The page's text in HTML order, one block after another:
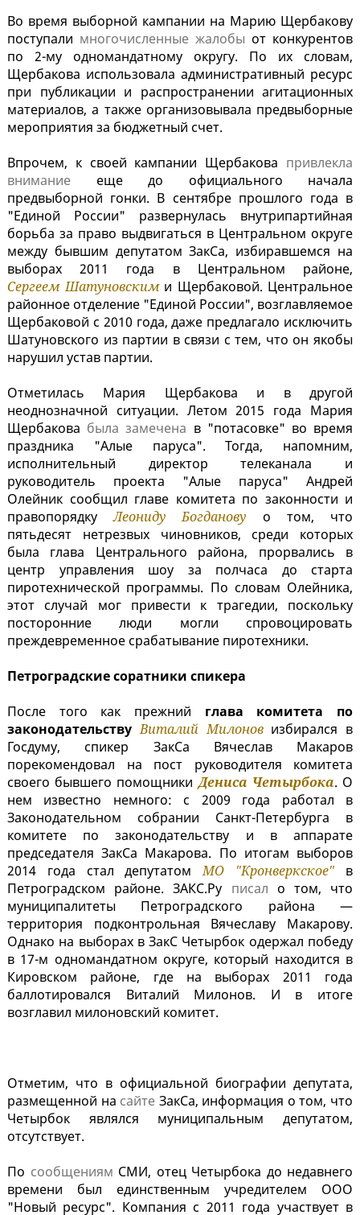
Во время выборной кампании на Марию Щербакову
поступали многочисленные жалобы от конкурентов
по 2-му одномандатному округу. По их словам,
Щербакова использовала административный ресурс
при публикации и распространении агитационных
материалов, а также организовывала предвыборные
мероприятия за бюджетный счет.
Впрочем, к своей кампании Щербакова привлекла
внимание еще до официального начала
предвыборной гонки. В сентябре прошлого года в
"Единой России" развернулась внутрипартийная
борьба за право выдвигаться в Центральном округе
между бывшим депутатом ЗакСа, избиравшемся на
выборах 2011 года в Центральном районе,
Сергеем Шатуновскими Щербаковой. Центральное
районное отделение "Единой России", возглавляемое
Щербаковой с 2010 года, даже предлагало исключить
Шатуновского из партии в связи с тем, что он якобы
нарушил устав партии.
Отметилась Мария Щербакова и в другой
неоднозначной ситуации. Летом 2015 года Мария
Щербакова была замечена в "потасовке" во время
праздника "Алые паруса". Тогда, напомним,
исполнительный директор телеканала и
руководитель проекта "Алые паруса" Андрей
Олейник сообщил главе комитета по законности и
правопорядкуЛеониду Богданову о том, что
пятьдесят нетрезвых чиновников, среди которых
была глава Центрального района, прорвались в
центр управления шоу за полчаса до старта
пиротехнической программы. По словам Олейника,
этот случай мог привести к трагедии, поскольку
посторонние люди могли спровоцировать
преждевременное срабатывание пиротехники.
Петроградские соратники спикера
После того как прежний глава комитета по
законодательству Виталий Милоновизбирался в
Госдуму, спикер ЗакСа Вячеслав Макаров
порекомендовал на пост руководителя комитета
своего бывшего помощникиДениса Четырбока. О
нем известно немного: с 2009 года работал в
Законодательном собрании Санкт-Петербурга в
комитете по законодательству и в аппарате
председателя ЗакСа Макарова. По итогам выборов
2014 года стал депутатомМО "Кронверкское" в
Петроградском районе. ЗАКС.Ру писал о том, что
муниципалитеты Петроградского района —
территория подконтрольная Вячеславу Макарову.
Однако на выборах в ЗакС Четырбок одержал победу
в 17-м одномандатном округе, который находится в
Кировском районе, где на выборах 2011 года
баллотировался Виталий Милонов. И в итоге
возглавил милоновский комитет.
Отметим, что в официальной биографии депутата,
размещенной на сайте ЗакСа, информация о том, что
Четырбок являлся муниципальным депутатом,
отсутствует.
По сообщениям СМИ, отец Четырбока до недавнего
времени был единственным учредителем ООО
"Новый ресурс". Компания с 2011 года участвует в